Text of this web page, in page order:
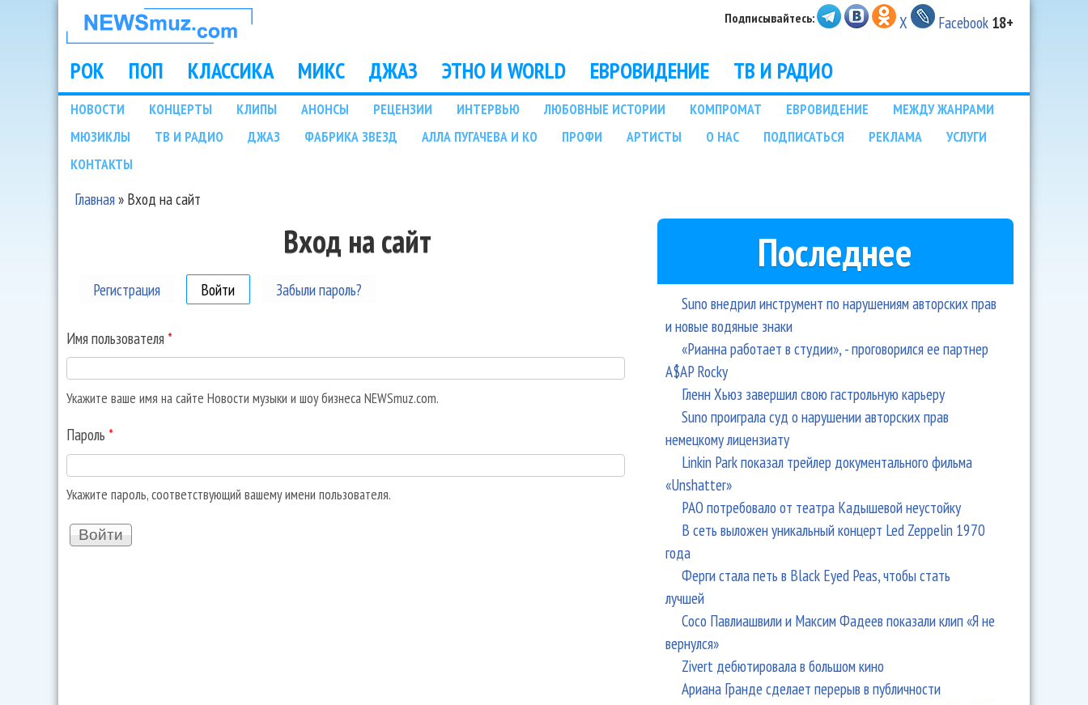
НОВОСТИ
МУЗЫКИ И
ШОУ БИЗНЕСА
NEWSMUZ.COM
Подписывайтесь: X Facebook 18+
Main menu
РОК ПОП КЛАССИКА МИКС ДЖАЗ ЭТНО И WORLD ЕВРОВИДЕНИЕ ТВ И РАДИО
Подразделы
НОВОСТИ КОНЦЕРТЫ КЛИПЫ АНОНСЫ РЕЦЕНЗИИ ИНТЕРВЬЮ ЛЮБОВНЫЕ ИСТОРИИ КОМПРОМАТ ЕВРОВИДЕНИЕ
МЕЖДУ ЖАНРАМИ
МЮЗИКЛЫ
ТВ И РАДИО ДЖАЗ ФАБРИКА ЗВЕЗД АЛЛА ПУГАЧЕВА И КО ПРОФИ АРТИСТЫ О НАС ПОДПИСАТЬСЯ РЕКЛАМА
УСЛУГИ
КОНТАКТЫ
Вы здесь
Главная» Вход на сайт
Вход на сайт
Регистрация Войти (активная вкладка)
Забыли пароль?
Имя пользователя *
Укажите ваше имя на сайте Новости музыки и шоу бизнеса NEWSmuz.com.
Пароль *
Укажите пароль, соответствующий вашему имени пользователя.
Последнее
Suno внедрил инструмент по нарушениям авторских прав
и новые водяные знаки
«Рианна работает в студии», - проговорился ее партнер
A$AP Rocky
Гленн Хьюз завершил свою гастрольную карьеру
Suno проиграла суд о нарушении авторских прав
немецкому лицензиату
Linkin Park показал трейлер документального фильма
«Unshatter»
РАО потребовало от театра Кадышевой неустойку
В сеть выложен уникальный концерт Led Zeppelin 1970
года
Ферги стала петь в Black Eyed Peas, чтобы стать
лучшей
Сосо Павлиашвили и Максим Фадеев показали клип «Я не
вернулся»
Zivert дебютировала в большом кино
Ариана Гранде сделает перерыв в публичности